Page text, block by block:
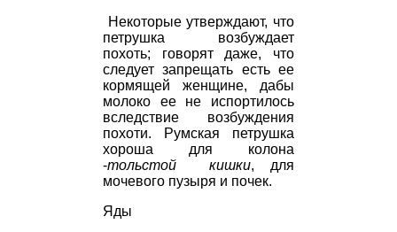
Некоторые утверждают, что
петрушка возбуждает
похоть; говорят даже, что
следует запрещать есть ее
кормящей женщине, дабы
молоко ее не испортилось
вследствие возбуждения
похоти. Румская петрушка
хороша для колона
-тольстой кишки, для
мочевого пузыря и почек.
Яды